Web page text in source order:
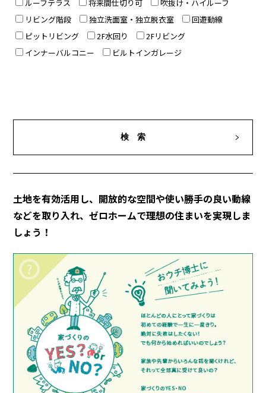
ルーフテラス 将来間仕切り可
吹抜け・ハイルーフ
リビング階段
独立洗面室・独立脱衣室
回遊動線
ピットリビング
2F水回り
2Fリビング
インナーバルコニー
ビルトインガレージ
土地を有効活用し、開放的な空間や使い勝手の良い動線
などを取り入れ、ゼロホームで理想の住まいを実現しま
しょう！